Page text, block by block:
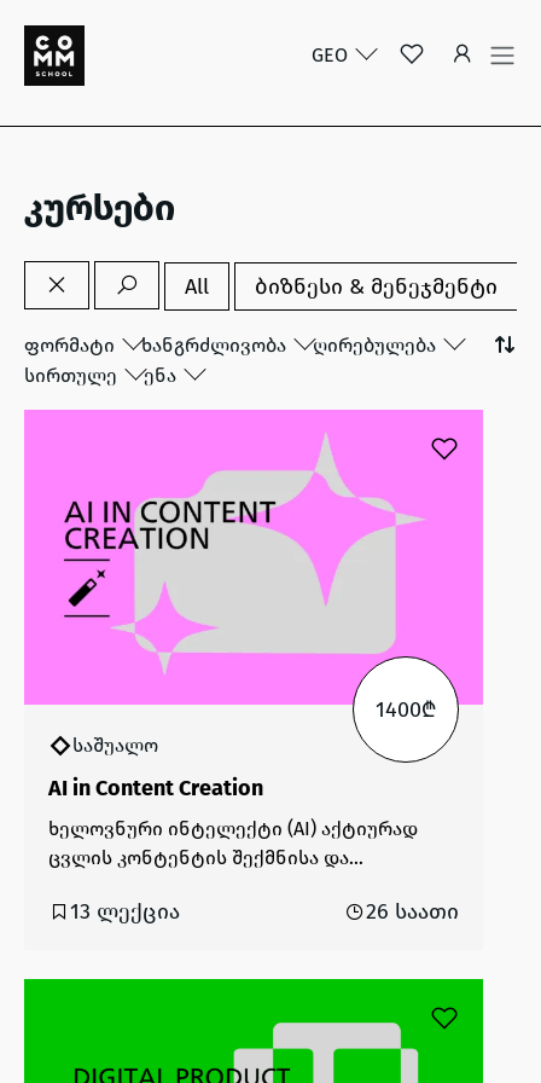
GEO
კურსები
All ბიზნესი & მენეჯმენტი
ფორმატი ხანგრძლივობა
ღირებულება
სირთულე
ენა
საშუალო
1400₾
AI in Content Creation
ხელოვნური ინტელექტი (AI) აქტიურად
ცვლის კონტენტის შექმნისა და
ციფრულ გარემოში, სადაც ცვლილებები
უკვე აუცილებელიც კი გახდა. ის
შექმნაზე დახარჯულ დროს, ზრდის
შემოქმედებით შესაძლებლობებს და ხელს
13 ლექცია 26 საათი